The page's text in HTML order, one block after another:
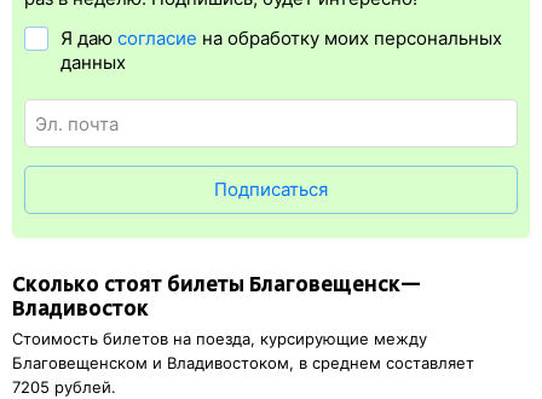
регистрация доступна почти для всех заказов,исключение
составляют поезда
билете. А в случае отсутствия электронной регистрации еще
Я даю согласие на обработку моих персональных
данных
Подписаться
Сколько стоят билеты Благовещенск—
Владивосток
Стоимость билетов на поезда, курсирующие между
Благовещенском и Владивостоком, в среднем составляет
7205 рублей.